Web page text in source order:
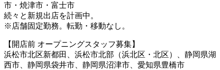
市・焼津市・富士市
続々と新規出店を計画中。
※店舗固定勤務。転勤・移動なし。
【開店前 オープニングスタッフ募集】
浜松市北区新都田、浜松市北部（浜北区・北区）、静岡県湖
西市、静岡県袋井市、静岡県沼津市、愛知県豊橋市